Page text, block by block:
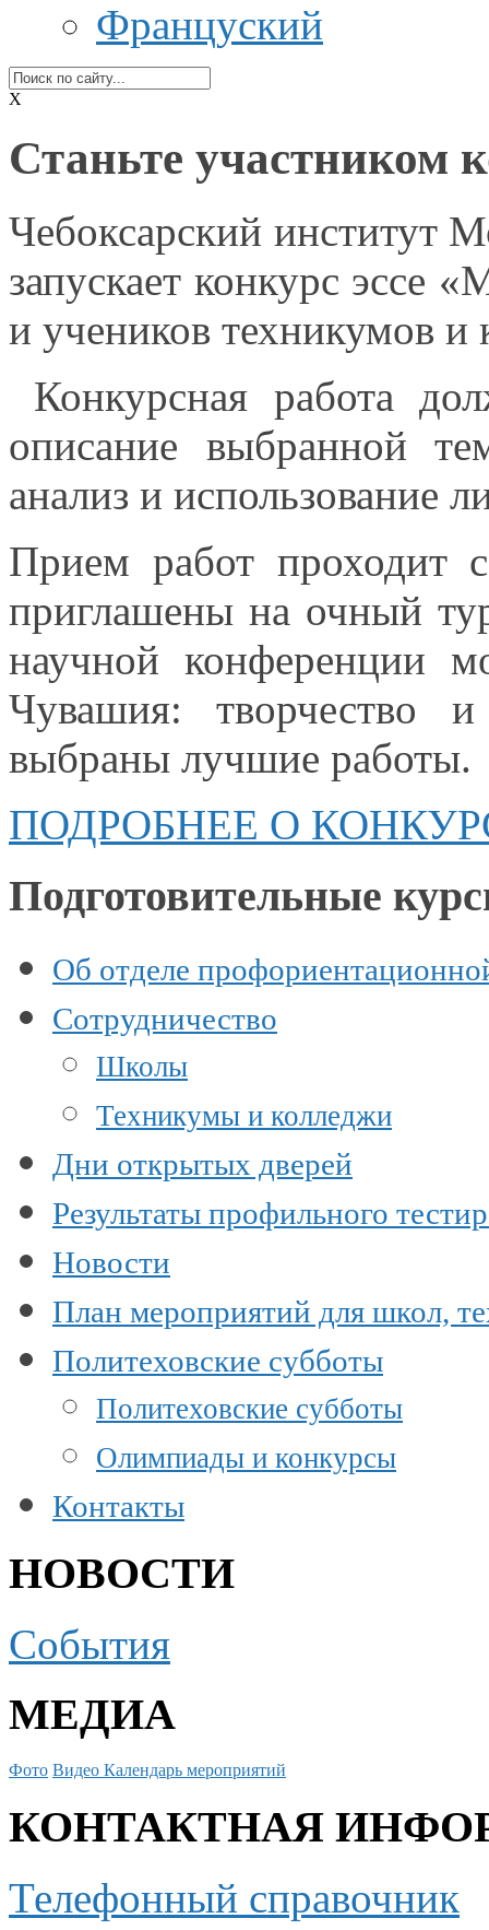
Француский
X
Станьте участником
Чебоксарский институт
запускает конкурс эссе
и учеников техникумов и
Конкурсная работа
описание выбранной
анализ и использование
Прием работ проходит
приглашенына очный
научной конференции
Чувашия: творчество и
выбраны лучшие работы.
ПОДРОБНЕЕ О
Подготовительные
Об отделе
Сотрудничество
Школы
Техникумы и колледжи
Дни открытых дверей
Результаты профильного
Новости
План мероприятий для школ,
Политеховские субботы
Политеховские субботы
Олимпиады и конкурсы
Контакты
НОВОСТИ
События
МЕДИА
Фото Видео Календарь мероприятий
КОНТАКТНАЯ
Телефонный справочник